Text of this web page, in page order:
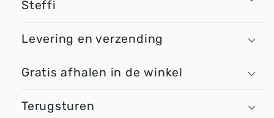
Steffi
Levering en verzending
Gratis afhalen in de winkel
Terugsturen